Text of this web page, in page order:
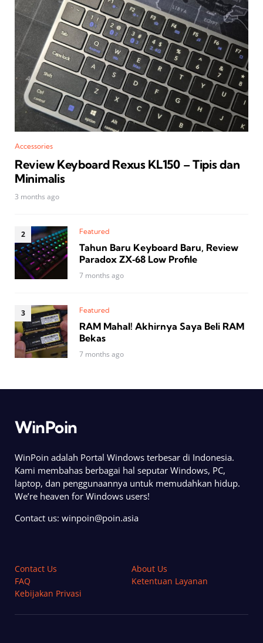
Accessories
Review Keyboard Rexus KL150 – Tipis dan
Minimalis
3 months ago
Featured
Tahun Baru Keyboard Baru, Review
Paradox ZX‑68 Low Profile
7 months ago
Featured
RAM Mahal! Akhirnya Saya Beli RAM
Bekas
7 months ago
WinPoin
WinPoin adalah Portal Windows terbesar di Indonesia.
Kami membahas berbagai hal seputar Windows, PC,
laptop, dan penggunaannya untuk memudahkan hidup.
We’re heaven for Windows users!
Contact us: winpoin@poin.asia
Contact Us
About Us
FAQ
Ketentuan Layanan
Kebijakan Privasi